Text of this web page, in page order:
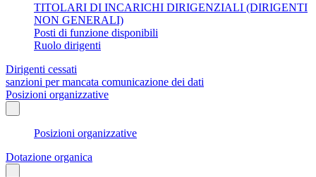
TITOLARI DI INCARICHI DIRIGENZIALI (DIRIGENTI
NON GENERALI)
Posti di funzione disponibili
Ruolo dirigenti
Dirigenti cessati
sanzioni per mancata comunicazione dei dati
Posizioni organizzative
Posizioni organizzative
Dotazione organica